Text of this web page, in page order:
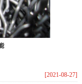
[2021-08-27]